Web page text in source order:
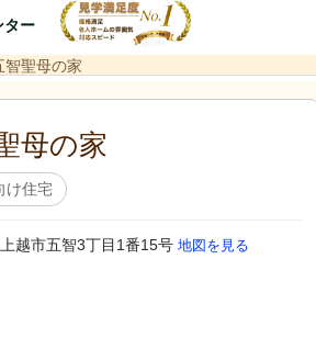
ター
智聖母の家
母の家
け住宅
越市五智3丁目1番15号 地図を見る